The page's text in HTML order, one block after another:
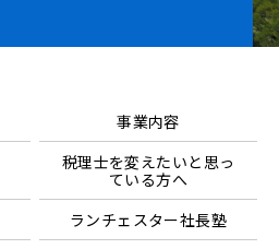
事業内容
税理士を変えたいと思っ
ている方へ
ランチェスター社長塾